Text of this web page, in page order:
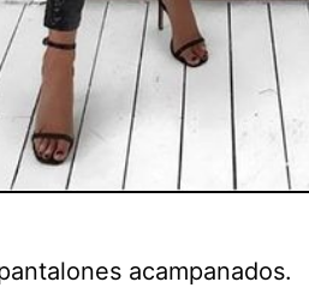
acampanados.